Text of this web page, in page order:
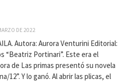
DE 2022
Autora: Aurora Venturini Editorial:
“Beatriz Portinari”. Este era el
de Las primas presentó su novela
12”. Y lo ganó. Al abrir las plicas, el